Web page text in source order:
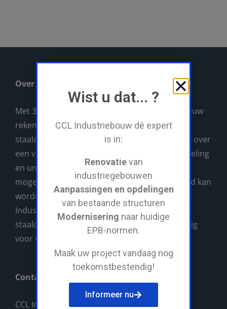
Over CCL
Met 30 jaar ervaring, kan u op CCL-Industriebouw
rekenen als uw rendabele partner voor al uw
staalconstructies. CCL-Industriebouw beschikt over
een volledig eigen machinepark, atelier, lasafdeling
en unieke servicewagen waarmee ALLES wat
mogelijk nodig is direct op de werf gerealiseerd kan
worden. Voor grote en kleine projecten is CCL-
Industriebouw uw aangewezen partner in
staalconstructies. Wij verzorgen alles vakkundig
voor u!
Contact
CCL Industriebouw BV
Wist u dat... ?
CCL Industriebouw dé expert
is in:
Renovatievan
industriegebouwen
Aanpassingen en opdelingen
van bestaande structuren
Modernisering naar huidige
EPB-normen.
Maak uw project vandaag nog
toekomstbestendig!
Informeer nu